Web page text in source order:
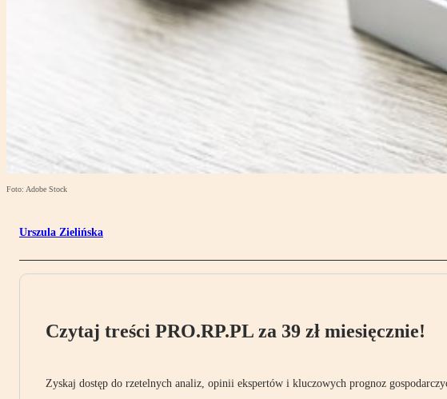
Foto: Adobe Stock
Urszula Zielińska
Czytaj treści PRO.RP.PL za 39 zł miesięcznie!
Zyskaj dostęp do rzetelnych analiz, opinii ekspertów i kluczowych prognoz